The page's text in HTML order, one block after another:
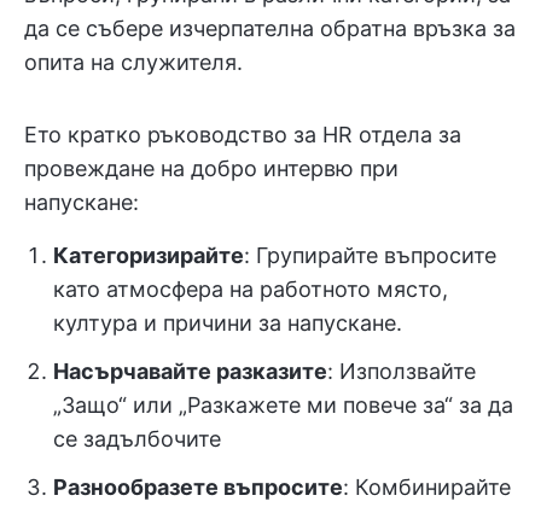
да се събере изчерпателна обратна връзка за
опита на служителя.
Ето кратко ръководство за HR отдела за
провеждане на добро интервю при
напускане:
Категоризирайте: Групирайте въпросите
като атмосфера на работното място,
култура и причини за напускане.
Насърчавайте разказите: Използвайте
„Защо“ или „Разкажете ми повече за“ за да
се задълбочите
Разнообразете въпросите: Комбинирайте